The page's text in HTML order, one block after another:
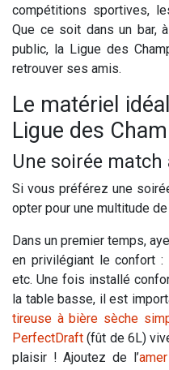
compétitions sportives,
Que ce soit dans un bar,
public, la Ligue des
retrouver ses amis.
Le matériel
Ligue des
Une soirée
Si vous préférez une
opter pour une multitude
Dans un premier temps,
en privilégiant le confort :
etc. Une fois installé
la table basse, il est
tireuse à bière sèche
PerfectDraft (fût de 6L)
plaisir ! Ajoutez de l’